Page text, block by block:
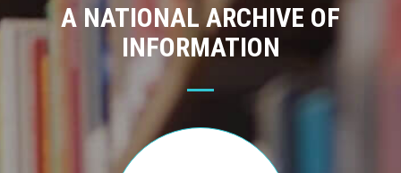
A NATIONAL ARCHIVE OF
INFORMATION